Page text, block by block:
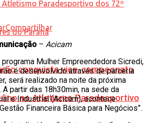
conquista vice-campeonato
no Atletismo Paradesportivo
Compartilhar
– Acicam
Mulher Empreendedora Sicredi,
é desenvolvido através de parceria
será realizado na noite da próxima
partir das 18h30min, na sede da
e Industrial (Acicam), acontece
Financeira Básica para Negócios”.